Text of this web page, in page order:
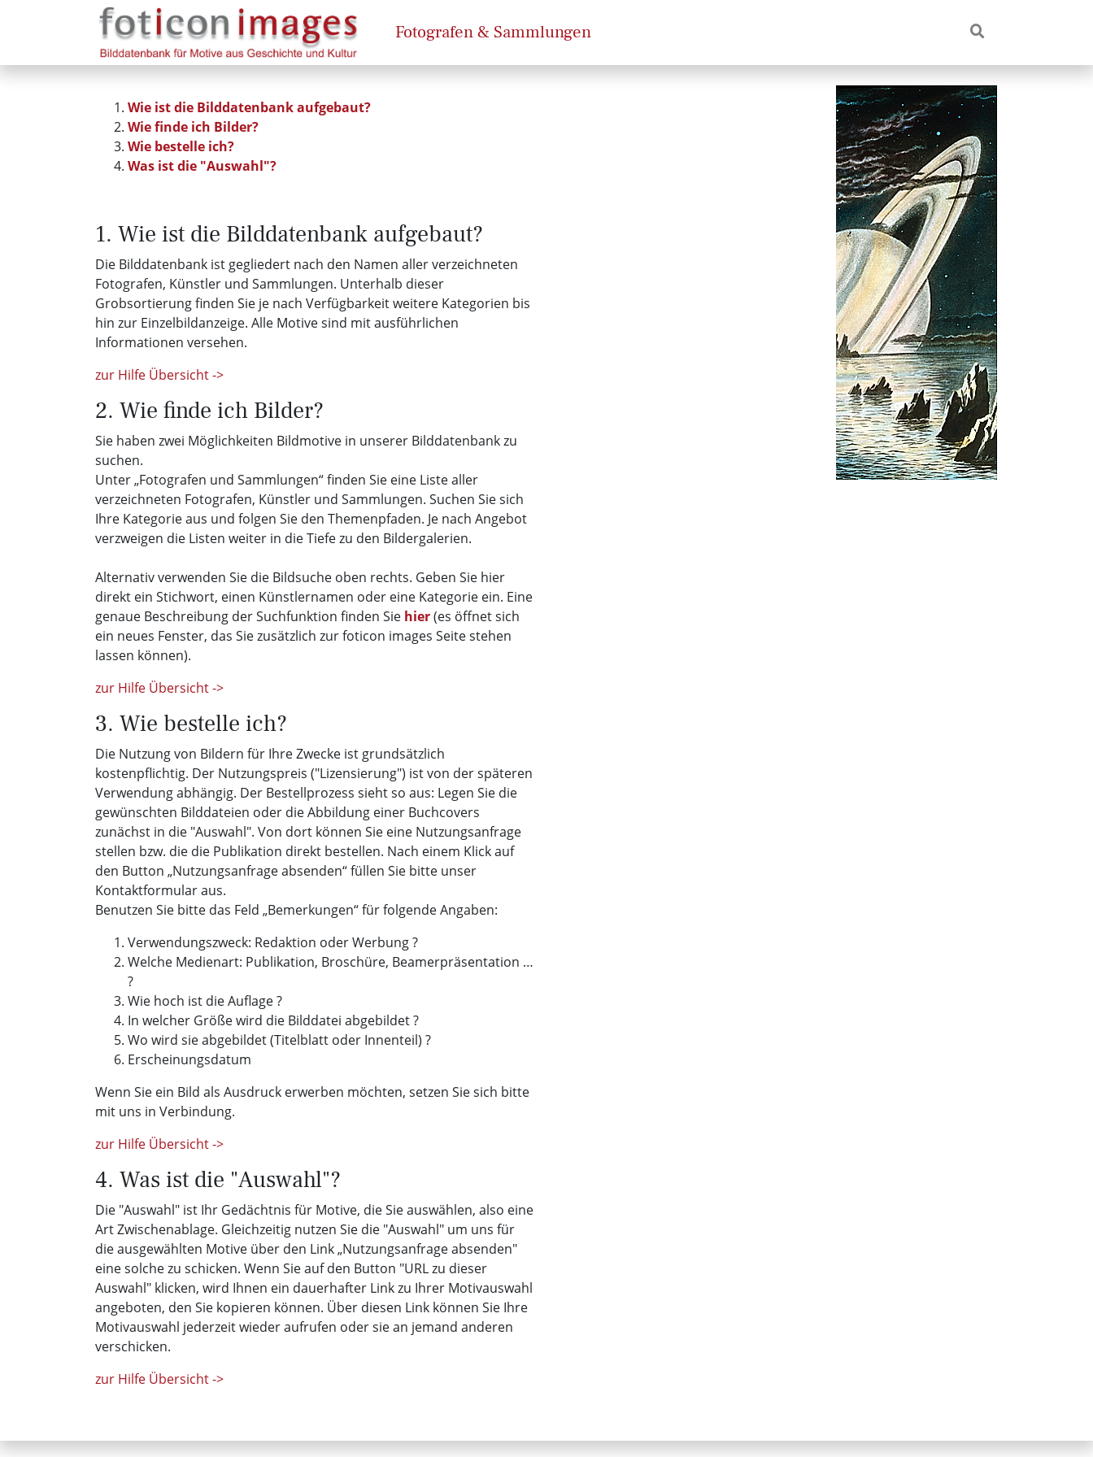
Fotografen & Sammlungen
Wie ist die Bilddatenbank aufgebaut?
Wie finde ich Bilder?
Wie bestelle ich?
Was ist die "Auswahl"?
1. Wie ist die Bilddatenbank aufgebaut?
Die Bilddatenbank ist gegliedert nach den Namen aller verzeichneten
Fotografen, Künstler und Sammlungen. Unterhalb dieser
Grobsortierung finden Sie je nach Verfügbarkeit weitere Kategorien bis
hin zur Einzelbildanzeige. Alle Motive sind mit ausführlichen
Informationen versehen.
zur Hilfe Übersicht ->
2. Wie finde ich Bilder?
Sie haben zwei Möglichkeiten Bildmotive in unserer Bilddatenbank zu
suchen.
Unter „Fotografen und Sammlungen“ finden Sie eine Liste aller
verzeichneten Fotografen, Künstler und Sammlungen. Suchen Sie sich
Ihre Kategorie aus und folgen Sie den Themenpfaden. Je nach Angebot
verzweigen die Listen weiter in die Tiefe zu den Bildergalerien.
Alternativ verwenden Sie die Bildsuche oben rechts. Geben Sie hier
direkt ein Stichwort, einen Künstlernamen oder eine Kategorie ein. Eine
genaue Beschreibung der Suchfunktion finden Sie hier(es öffnet sich
ein neues Fenster, das Sie zusätzlich zur foticon images Seite stehen
lassen können).
zur Hilfe Übersicht ->
3. Wie bestelle ich?
Die Nutzung von Bildern für Ihre Zwecke ist grundsätzlich
kostenpflichtig. Der Nutzungspreis ("Lizensierung") ist von der späteren
Verwendung abhängig. Der Bestellprozess sieht so aus: Legen Sie die
gewünschten Bilddateien oder die Abbildung einer Buchcovers
zunächst in die "Auswahl". Von dort können Sie eine Nutzungsanfrage
stellen bzw. die die Publikation direkt bestellen. Nach einem Klick auf
den Button „Nutzungsanfrage absenden“ füllen Sie bitte unser
Kontaktformular aus.
Benutzen Sie bitte das Feld „Bemerkungen“ für folgende Angaben:
Verwendungszweck: Redaktion oder Werbung ?
Welche Medienart: Publikation, Broschüre, Beamerpräsentation …
?
Wie hoch ist die Auflage ?
In welcher Größe wird die Bilddatei abgebildet ?
Wo wird sie abgebildet (Titelblatt oder Innenteil) ?
Erscheinungsdatum
Wenn Sie ein Bild als Ausdruck erwerben möchten, setzen Sie sich bitte
mit uns in Verbindung.
zur Hilfe Übersicht ->
4. Was ist die "Auswahl"?
Die "Auswahl" ist Ihr Gedächtnis für Motive, die Sie auswählen, also eine
Art Zwischenablage. Gleichzeitig nutzen Sie die "Auswahl" um uns für
die ausgewählten Motive über den Link „Nutzungsanfrage absenden"
eine solche zu schicken. Wenn Sie auf den Button "URL zu dieser
Auswahl" klicken, wird Ihnen ein dauerhafter Link zu Ihrer Motivauswahl
angeboten, den Sie kopieren können. Über diesen Link können Sie Ihre
Motivauswahl jederzeit wieder aufrufen oder sie an jemand anderen
verschicken.
zur Hilfe Übersicht ->